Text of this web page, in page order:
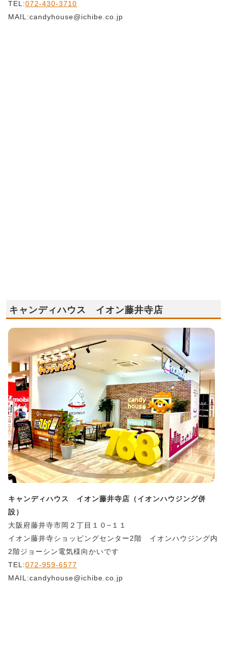
TEL:072-430-3710
MAIL:candyhouse@ichibe.co.jp
キャンディハウス イオン藤井寺店
キャンディハウス イオン藤井寺店（イオンハウジング併
設）
大阪府藤井寺市岡２丁目１０−１１
イオン藤井寺ショッピングセンター2階 イオンハウジング内
2階ジョーシン電気様向かいです
TEL:072-959-6577
MAIL:candyhouse@ichibe.co.jp